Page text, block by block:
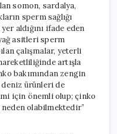
somon, sardalya,
sperm sağlığı
aldığını ifade eden
asitleri sperm
çalışmalar, yeterli
artışla
bakımından zengin
ürünleri de
için önemli olup; çinko
neden olabilmektedir”